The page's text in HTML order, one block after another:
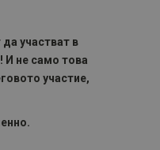
участват в
И не само това
участие,